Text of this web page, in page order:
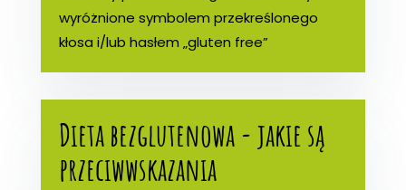
wyróżnione symbolem przekreślonego
kłosa i/lub hasłem „gluten free”
Dieta bezglutenowa - jakie są
przeciwwskazania